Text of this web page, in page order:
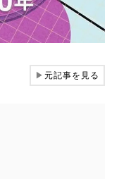
▶元記事を見る